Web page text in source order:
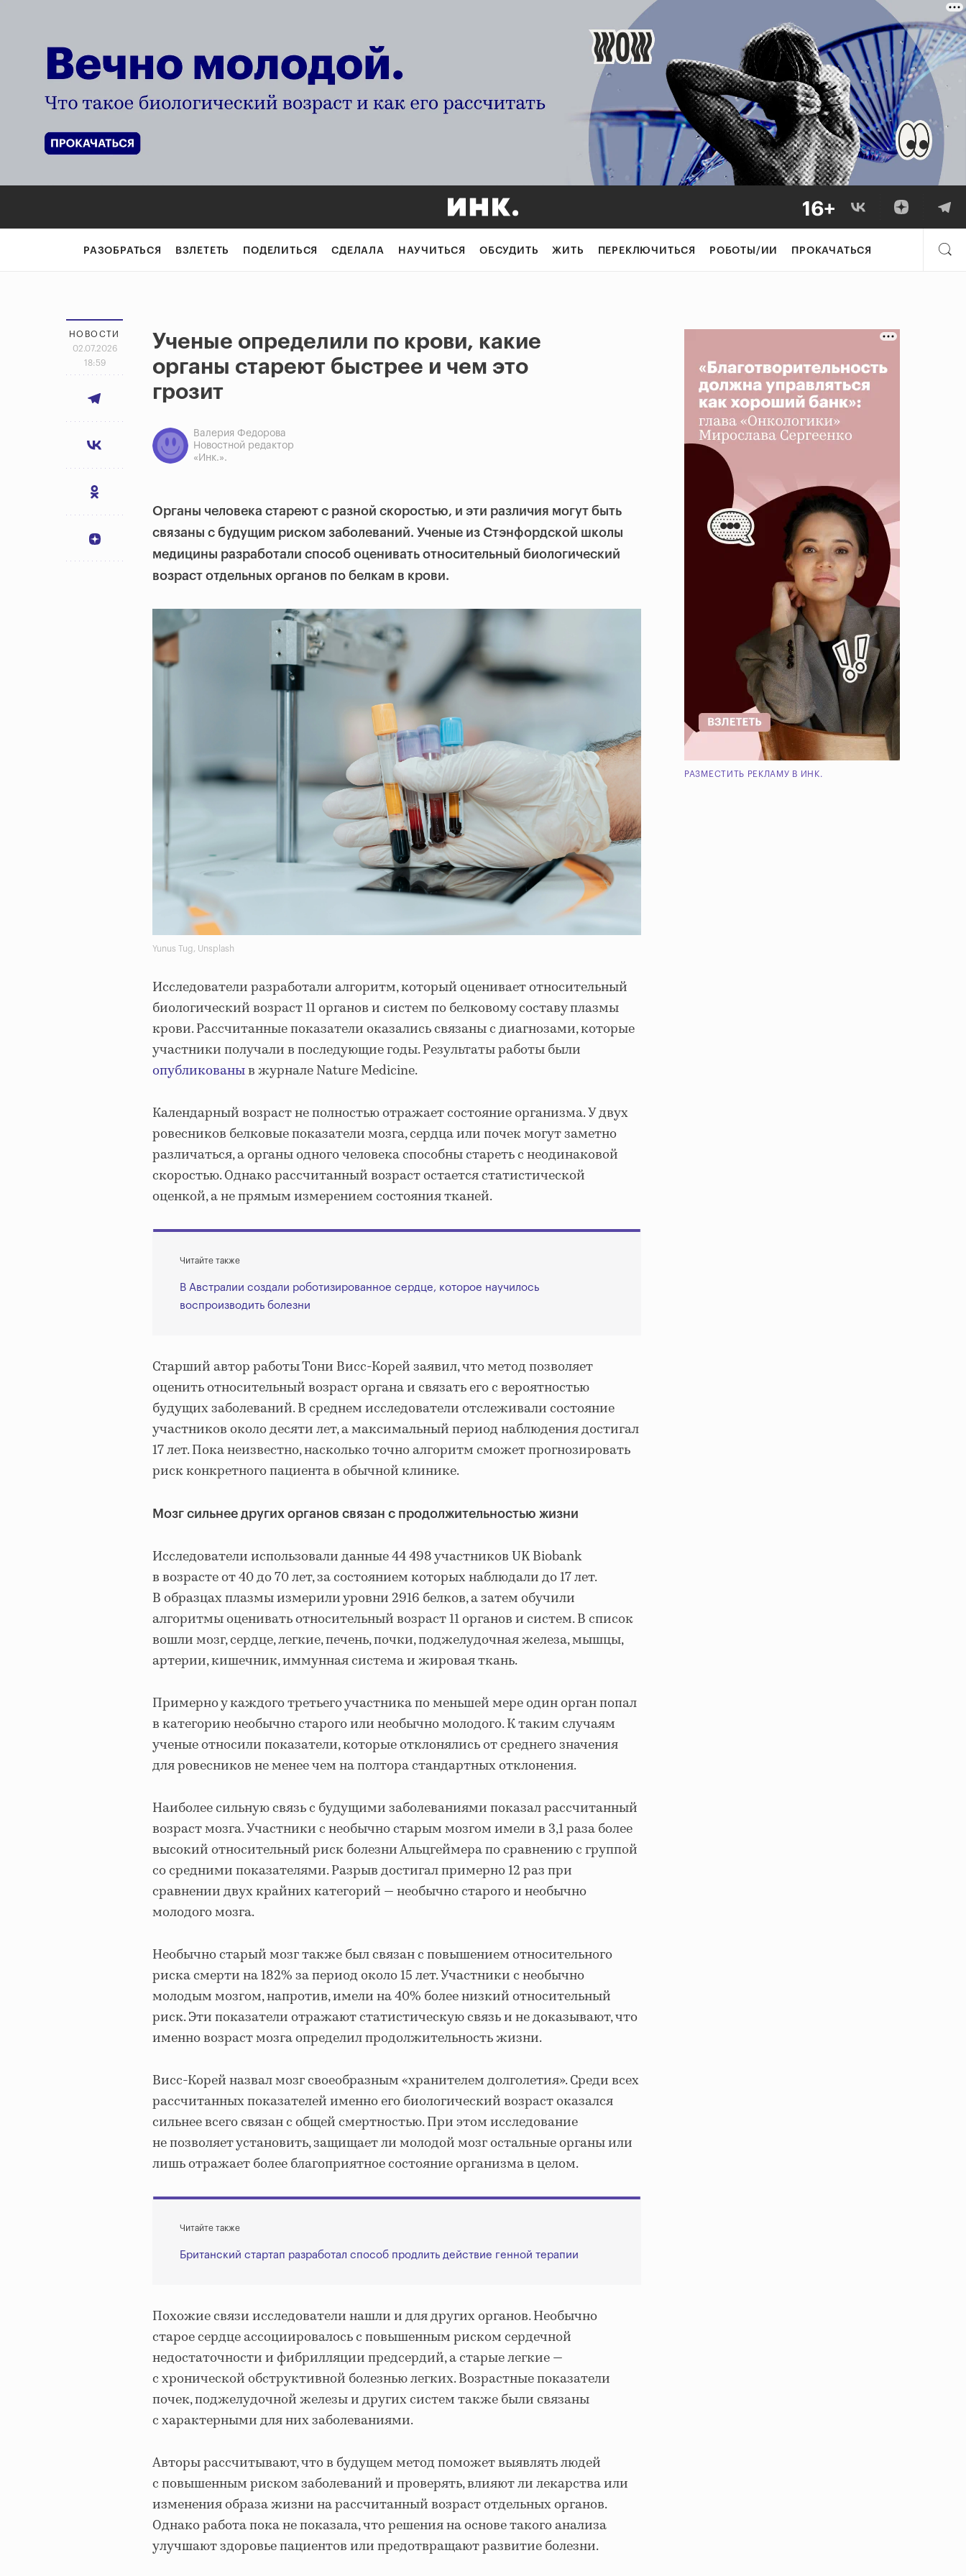
РАЗОБРАТЬСЯ ВЗЛЕТЕТЬ ПОДЕЛИТЬСЯ СДЕЛАЛА НАУЧИТЬСЯ ОБСУДИТЬ ЖИТЬ ПЕРЕКЛЮЧИТЬСЯ РОБОТЫ/ИИ ПРОКАЧАТЬСЯ
НОВОСТИ
02.07.2026
18:59
Ученые определили по крови, какие
органы стареют быстрее и чем это
грозит
Валерия Федорова
Новостной редактор
«Инк.».
Органы человека стареют с разной скоростью, и эти различия могут быть
связаны с будущим риском заболеваний. Ученые из Стэнфордской школы
медицины разработали способ оценивать относительный биологический
возраст отдельных органов по белкам в крови.
Yunus Tug, Unsplash
Исследователи разработали алгоритм, который оценивает относительный
биологический возраст 11 органов и систем по белковому составу плазмы
крови. Рассчитанные показатели оказались связаны с диагнозами, которые
участники получали в последующие годы. Результаты работы были
опубликованыв журнале Nature Medicine.
Календарный возраст не полностью отражает состояние организма. У двух
ровесников белковые показатели мозга, сердца или почек могут заметно
различаться, а органы одного человека способны стареть с неодинаковой
скоростью. Однако рассчитанный возраст остается статистической
оценкой, а не прямым измерением состояния тканей.
Читайте также
В Австралии создали роботизированное сердце, которое научилось
воспроизводить болезни
Старший автор работы Тони Висс-Корей заявил, что метод позволяет
оценить относительный возраст органа и связать его с вероятностью
будущих заболеваний. В среднем исследователи отслеживали состояние
участников около десяти лет, а максимальный период наблюдения достигал
17 лет. Пока неизвестно, насколько точно алгоритм сможет прогнозировать
риск конкретного пациента в обычной клинике.
Мозг сильнее других органов связан с продолжительностью жизни
Исследователи использовали данные 44 498 участников UK Biobank
в возрасте от 40 до 70 лет, за состоянием которых наблюдали до 17 лет.
В образцах плазмы измерили уровни 2916 белков, а затем обучили
алгоритмы оценивать относительный возраст 11 органов и систем. В список
вошли мозг, сердце, легкие, печень, почки, поджелудочная железа, мышцы,
артерии, кишечник, иммунная система и жировая ткань.
Примерно у каждого третьего участника по меньшей мере один орган попал
в категорию необычно старого или необычно молодого. К таким случаям
ученые относили показатели, которые отклонялись от среднего значения
для ровесников не менее чем на полтора стандартных отклонения.
Наиболее сильную связь с будущими заболеваниями показал рассчитанный
возраст мозга. Участники с необычно старым мозгом имели в 3,1 раза более
высокий относительный риск болезни Альцгеймера по сравнению с группой
со средними показателями. Разрыв достигал примерно 12 раз при
сравнении двух крайних категорий — необычно старого и необычно
молодого мозга.
Необычно старый мозг также был связан с повышением относительного
риска смерти на 182% за период около 15 лет. Участники с необычно
молодым мозгом, напротив, имели на 40% более низкий относительный
риск. Эти показатели отражают статистическую связь и не доказывают, что
именно возраст мозга определил продолжительность жизни.
Висс-Корей назвал мозг своеобразным «хранителем долголетия». Среди всех
рассчитанных показателей именно его биологический возраст оказался
сильнее всего связан с общей смертностью. При этом исследование
не позволяет установить, защищает ли молодой мозг остальные органы или
лишь отражает более благоприятное состояние организма в целом.
Читайте также
Британский стартап разработал способ продлить действие генной терапии
Похожие связи исследователи нашли и для других органов. Необычно
старое сердце ассоциировалось с повышенным риском сердечной
недостаточности и фибрилляции предсердий, а старые легкие —
с хронической обструктивной болезнью легких. Возрастные показатели
почек, поджелудочной железы и других систем также были связаны
с характерными для них заболеваниями.
Авторы рассчитывают, что в будущем метод поможет выявлять людей
с повышенным риском заболеваний и проверять, влияют ли лекарства или
изменения образа жизни на рассчитанный возраст отдельных органов.
Однако работа пока не показала, что решения на основе такого анализа
улучшают здоровье пациентов или предотвращают развитие болезни.
РАЗМЕСТИТЬ РЕКЛАМУ В ИНК.